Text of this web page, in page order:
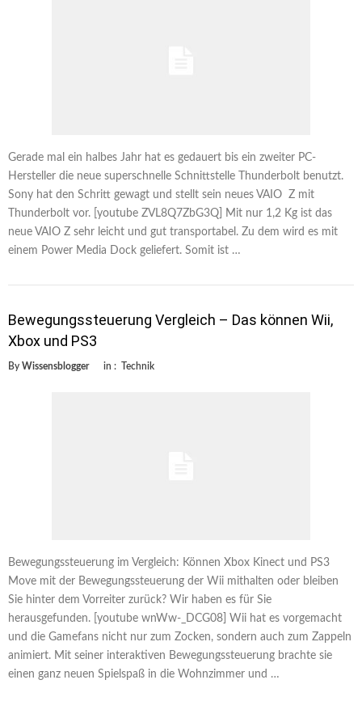
Gerade mal ein halbes Jahr hat es gedauert bis ein zweiter PC-
Hersteller die neue superschnelle Schnittstelle Thunderbolt benutzt.
Sony hat den Schritt gewagt und stellt sein neues VAIO Z mit
Thunderbolt vor. [youtube ZVL8Q7ZbG3Q] Mit nur 1,2 Kg ist das
neue VAIO Z sehr leicht und gut transportabel. Zu dem wird es mit
einem Power Media Dock geliefert. Somit ist …
Bewegungssteuerung Vergleich – Das können Wii,
Xbox und PS3
By Wissensblogger in : Technik
Bewegungssteuerung im Vergleich: Können Xbox Kinect und PS3
Move mit der Bewegungssteuerung der Wii mithalten oder bleiben
Sie hinter dem Vorreiter zurück? Wir haben es für Sie
herausgefunden. [youtube wnWw-_DCG08] Wii hat es vorgemacht
und die Gamefans nicht nur zum Zocken, sondern auch zum Zappeln
animiert. Mit seiner interaktiven Bewegungssteuerung brachte sie
einen ganz neuen Spielspaß in die Wohnzimmer und …